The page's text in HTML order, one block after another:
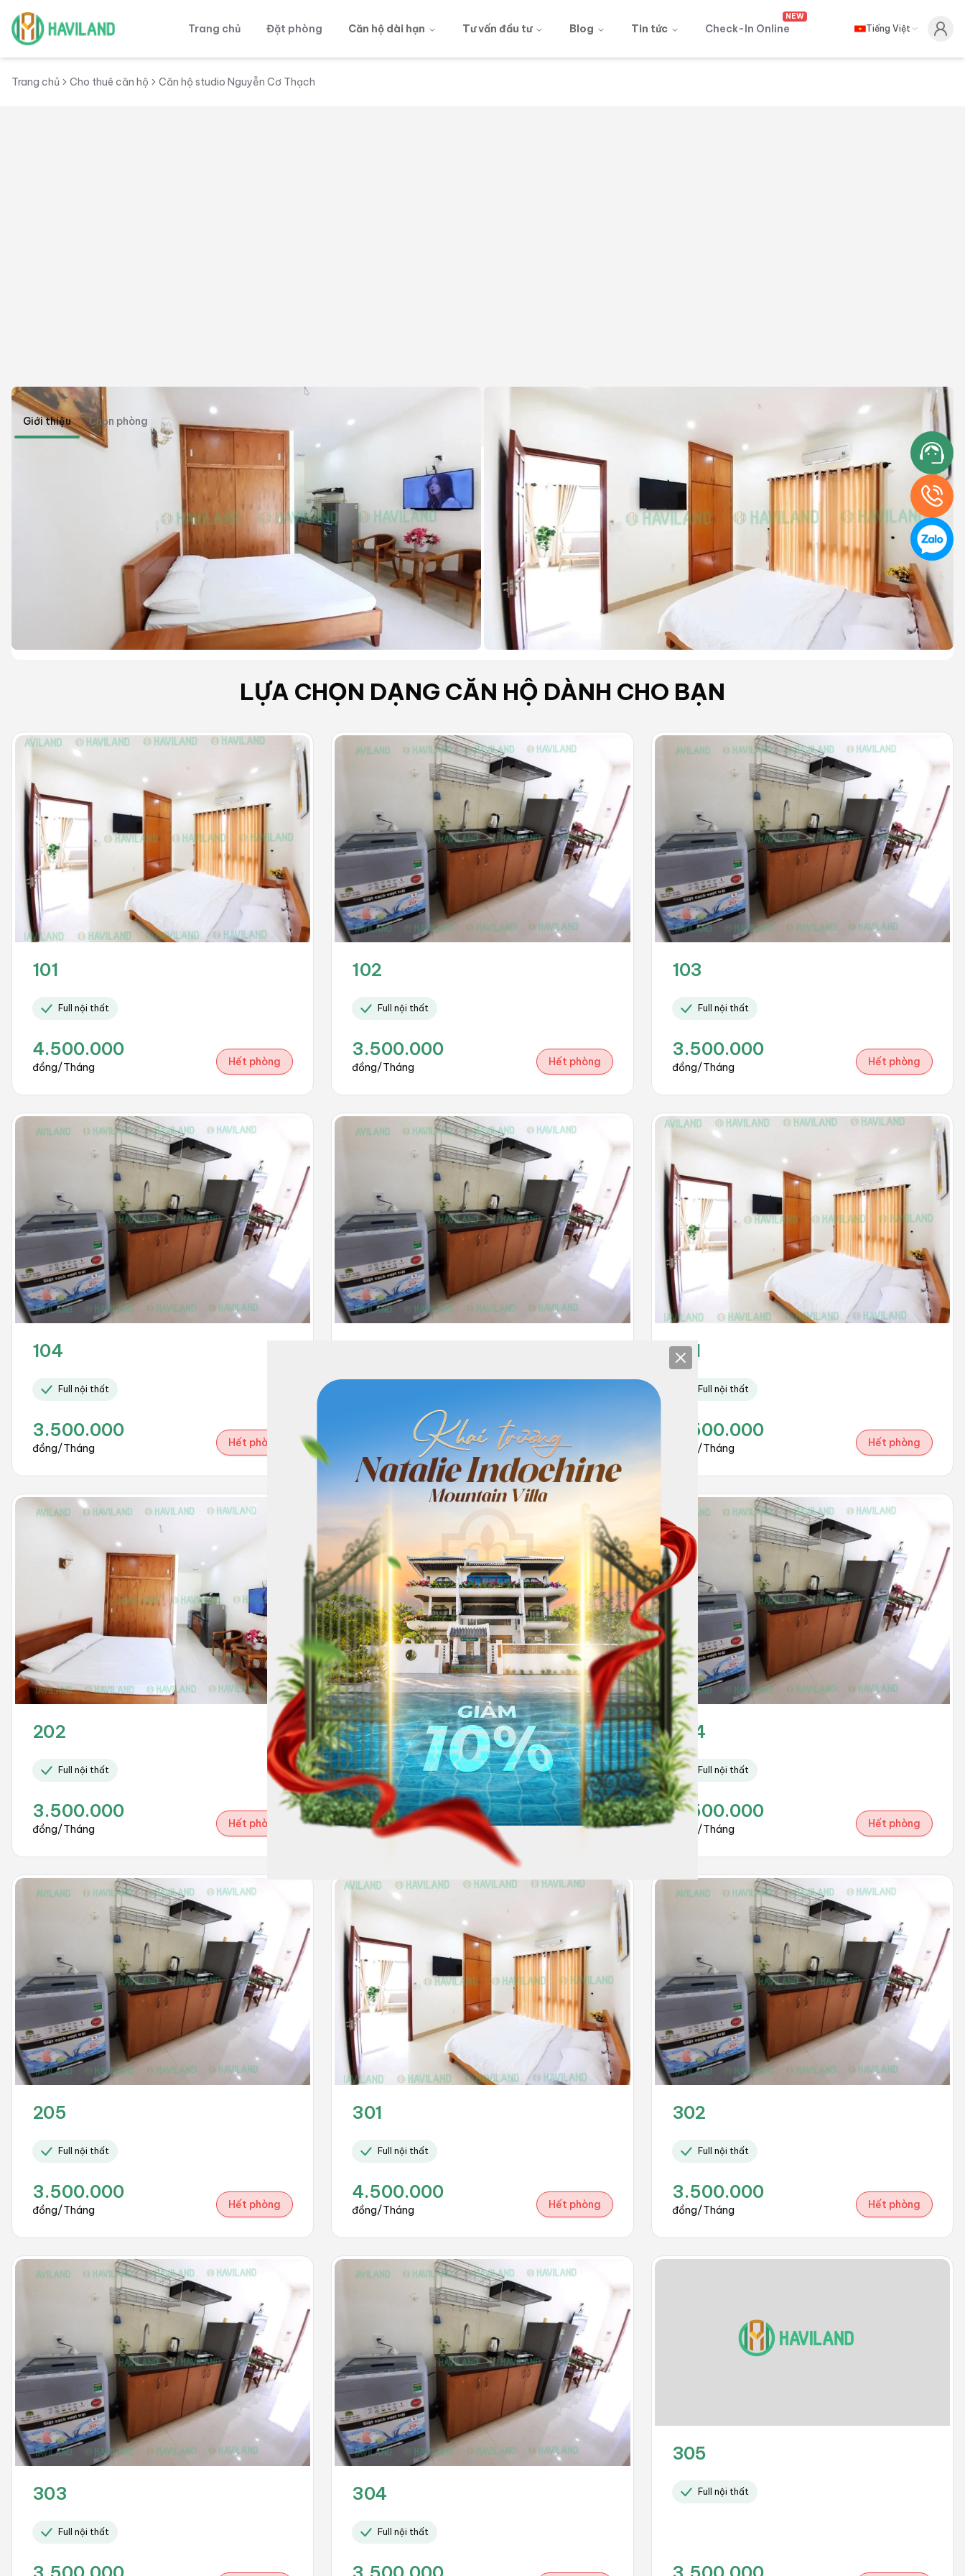
Haviland
Trang chủ Đặt phòng Căn hộ dài hạn Tư vấn đầu tư Blog Tin tức Check-In Online
NEW
Tiếng Việt
Trang chủ Cho thuê căn hộ Căn hộ studio Nguyễn Cơ Thạch
Giới thiệu Chọn phòng
Căn hộ studio Nguyễn Cơ Thạch
Thang máy Máy giặt riêng Khu vực đậu xe
Nguyễn Cơ Thạch, Ngũ Hành Sơn, Đà Nẵng
LỰA CHỌN DẠNG CĂN HỘ DÀNH CHO BẠN
101
Full nội thất
4.500.000
đồng/Tháng Hết phòng
102
Full nội thất
3.500.000
đồng/Tháng Hết phòng
103
Full nội thất
3.500.000
đồng/Tháng Hết phòng
104
Full nội thất
3.500.000
đồng/Tháng Hết phòng
3.500.000
Hết phòng
201
Full nội thất
4.500.000
đồng/Tháng Hết phòng
202
Full nội thất
3.500.000
đồng/Tháng Hết phòng
203
Full nội thất
3.500.000
đồng/Tháng Hết phòng
204
Full nội thất
3.500.000
đồng/Tháng Hết phòng
205
Full nội thất
3.500.000
đồng/Tháng Hết phòng
301
Full nội thất
4.500.000
đồng/Tháng Hết phòng
302
Full nội thất
3.500.000
đồng/Tháng Hết phòng
303
Full nội thất
304
Full nội thất
305
Full nội thất
Close